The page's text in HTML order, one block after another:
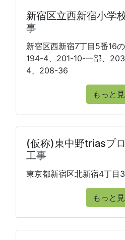
新宿区立西新宿小学
事
新宿区西新宿7丁目5番16
194-4、201-10-一部、
4、208-36
もっと
(仮称)東中野triasプ
工事
東京都新宿区北新宿4丁
もっと